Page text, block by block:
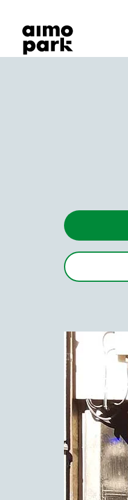
Hitta parkering
Samarbete
Kundservice